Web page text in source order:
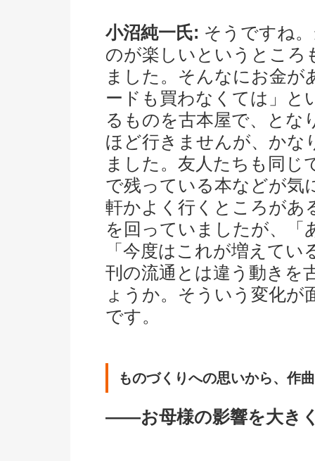
小沼純一氏: そうですね
のが楽しいというところ
ました。そんなにお金
ードも買わなくては」と
るものを古本屋で、とな
ほど行きませんが、かな
ました。友人たちも同じ
で残っている本などが気
軒かよく行くところがあ
を回っていましたが、「
「今度はこれが増えて
刊の流通とは違う動きを
ょうか。そういう変化が
です。
ものづくりへの思いから、作
――お母様の影響を大き